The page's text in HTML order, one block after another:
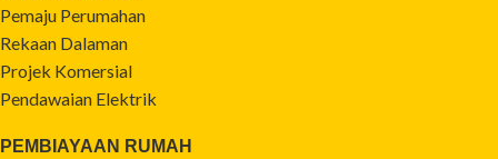
Pemaju Perumahan
Rekaan Dalaman
Projek Komersial
Pendawaian Elektrik
PEMBIAYAAN RUMAH